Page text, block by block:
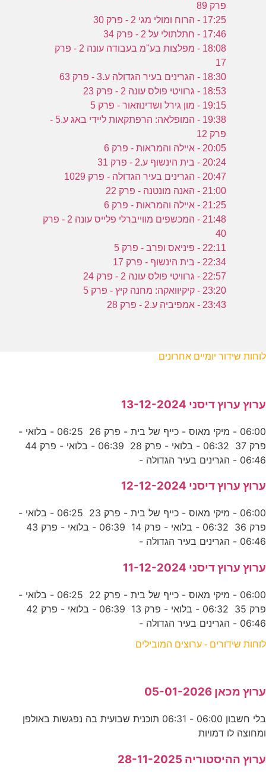
פרק 89
17:25 - הרוח ומולי מגי 2 - פרק 30
17:46 - חתלתולי על 2 - פרק 34
18:08 - מפלצות בע''מ בעבודה עונה 2 - פרק
17
18:30 - הגרינים בעיר הגדולה ע.3 - פרק 63
18:53 - גרוויטי פולס עונה 2 - פרק 23
19:15 - מון גירל ושדינוזאור - פרק 5
19:38 - המופלאה: הרפתקאות ליידי באג ע.5 -
פרק 12
20:05 - איילה והמראות - פרק 6
20:24 - בית הינשוף ע.2 - פרק 31
20:47 - הגרינים בעיר הגדולה - פרק 1029
21:00 - האנה מונטנה - פרק 22
21:25 - איילה והמראות - פרק 6
21:48 - המכשפים מווייברלי פלייס עונה 2 - פרק
40
22:11 - פיניאס ופרב - פרק 5
22:34 - בית הינשוף - פרק 17
22:57 - גרוויטי פולס עונה 2 - פרק 24
23:20 - קיקיוואקה: מחנה קיץ - פרק 5
23:43 - אמפיביה ע.2 - פרק 28
לוחות שידור יומיים אחרונים
ערוץ ערוץ דיסני 13-12-2024
06:00 - מיקי מאוס - כייף של בית - פרק 26 06:25 - בלואי -
06:46 - הגרינים בעיר הגדולה -
ערוץ ערוץ דיסני 12-12-2024
06:00 - מיקי מאוס - כייף של בית - פרק 23 06:25 - בלואי -
06:46 - הגרינים בעיר הגדולה -
ערוץ ערוץ דיסני 11-12-2024
06:00 - מיקי מאוס - כייף של בית - פרק 22 06:25 - בלואי -
06:46 - הגרינים בעיר הגדולה -
לוחות שידורים - ערוצים המובילים
ערוץ מכאן 05-01-2026
בלי חשבון 06:00 - 06:31 תוכנית שבועית בה נפגשות באולפן
ומחוצה לו דמויות
ערוץ ההיסטוריה 28-11-2025